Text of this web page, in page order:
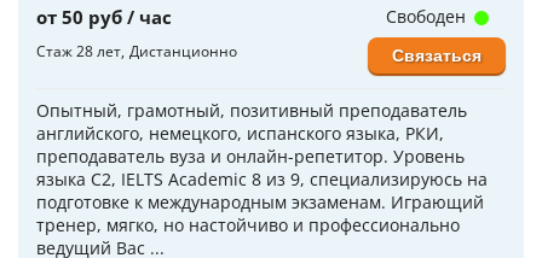
от 50 руб / час
Стаж 28 лет Дистанционно
Опытный, грамотный, позитивный преподаватель
английского, немецкого, испанского языка, РКИ,
преподаватель вуза и онлайн-репетитор. Уровень
языка C2, IELTS Academic 8 из 9, специализируюсь на
подготовке к международным экзаменам. Играющий
тренер, мягко, но настойчиво и профессионально
ведущий Вас ...
Свободен
Связаться